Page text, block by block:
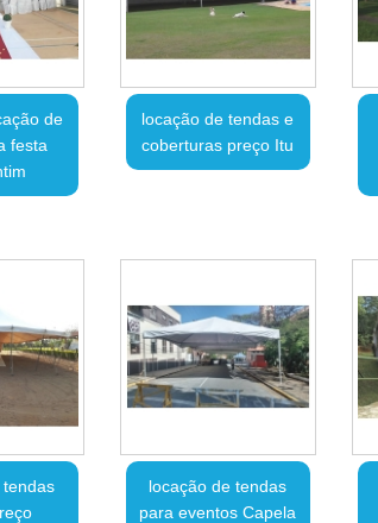
de
festa
locação de tendas e
coberturas preço Itu
tendas
locação de tendas
para eventos Capela